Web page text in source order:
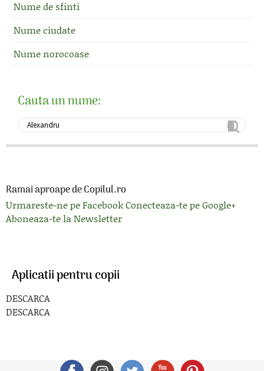
Nume de sfinti
Nume ciudate
Nume norocoase
Cauta un nume:
Ramai aproape de Copilul.ro
Urmareste-ne pe FacebookConecteaza-te pe Google+
Aboneaza-te la Newsletter
Aplicatii pentru copii
DESCARCA
DESCARCA